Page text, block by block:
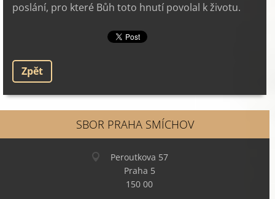
poslání, pro které Bůh toto hnutí povolal k životu.
Zpět
SBOR PRAHA SMÍCHOV
Peroutkova 57
Praha 5
150 00